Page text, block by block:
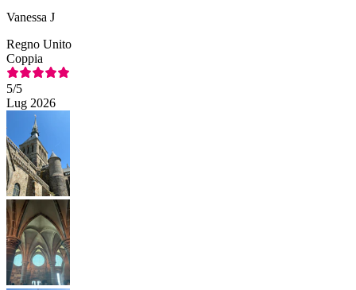
Vanessa J
Regno Unito
Coppia
5/5
Lug 2026